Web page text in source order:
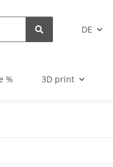
DE
% 3D print